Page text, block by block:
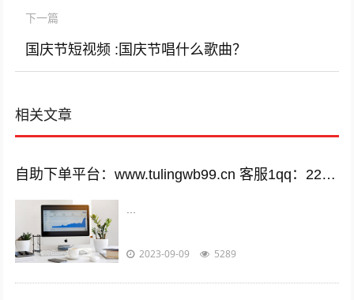
下一篇
国庆节短视频 :国庆节唱什么歌曲？
相关文章
自助下单平台：www.tulingwb99.cn 客服1qq：2221028208 客服2qq：2221028208
2023-09-09 5289